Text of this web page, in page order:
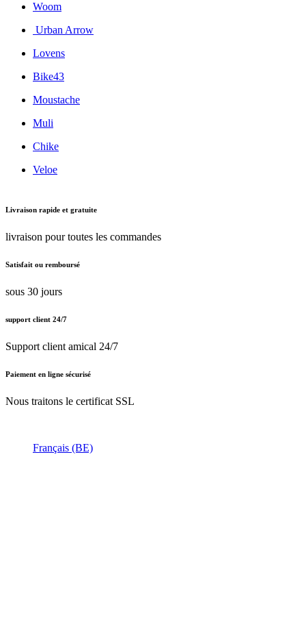
Woom
Urban Arrow
Lovens
Bike43
Moustache
Muli
Chike
Veloe
Livraison rapide et gratuite
livraison pour toutes les commandes
Satisfait ou remboursé
sous 30 jours
support client 24/7
Support client amical 24/7
Paiement en ligne sécurisé
Nous traitons le certificat SSL
Français (BE)